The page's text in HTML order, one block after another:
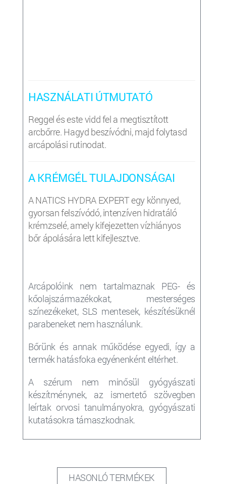
HASZNÁLATI ÚTMUTATÓ
Reggel és este vidd fel a megtisztított
arcbőrre. Hagyd beszívódni, majd folytasd
arcápolási rutinodat.
A KRÉMGÉL TULAJDONSÁGAI
A NATICS HYDRA EXPERT egy könnyed,
gyorsan felszívódó, intenzíven hidratáló
krémzselé, amely kifejezetten vízhiányos
bőr ápolására lett kifejlesztve.
Arcápolóink nem tartalmaznak PEG- és
kőolajszármazékokat, mesterséges
színezékeket, SLS mentesek, készítésüknél
parabeneket nem használunk.
Bőrünk és annak működése egyedi, így a
termék hatásfoka egyénenként eltérhet.
A szérum nem minősül gyógyászati
készítménynek, az ismertető szövegben
leírtak orvosi tanulmányokra, gyógyászati
kutatásokra támaszkodnak.
HASONLÓ TERMÉKEK